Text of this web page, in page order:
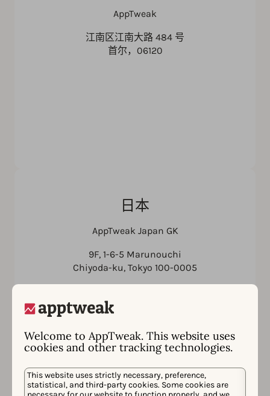
Welcome to AppTweak. This website uses
cookies and other tracking technologies.
This website uses strictly necessary, preference,
statistical, and third-party cookies. Some cookies are
AppTweak
江南区江南大路 484 号
首尔，06120
日本
AppTweak Japan GK
9F, 1-6-5 Marunouchi
Chiyoda-ku, Tokyo 100-0005